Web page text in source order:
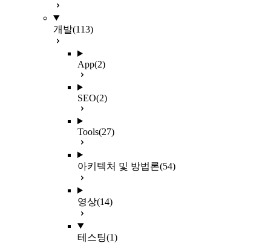
개발(113)
App(2)
SEO(2)
Tools(27)
아키텍처 및 방법론(54)
영상(14)
테스팅(1)